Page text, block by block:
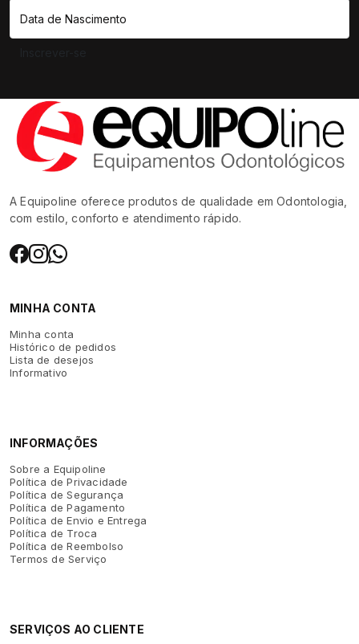
A Equipoline oferece produtos de qualidade em Odontologia,
com estilo, conforto e atendimento rápido.
MINHA CONTA
Minha conta
Histórico de pedidos
Lista de desejos
Informativo
INFORMAÇÕES
Sobre a Equipoline
Política de Privacidade
Política de Segurança
Política de Pagamento
Política de Envio e Entrega
Política de Troca
Política de Reembolso
Termos de Serviço
SERVIÇOS AO CLIENTE